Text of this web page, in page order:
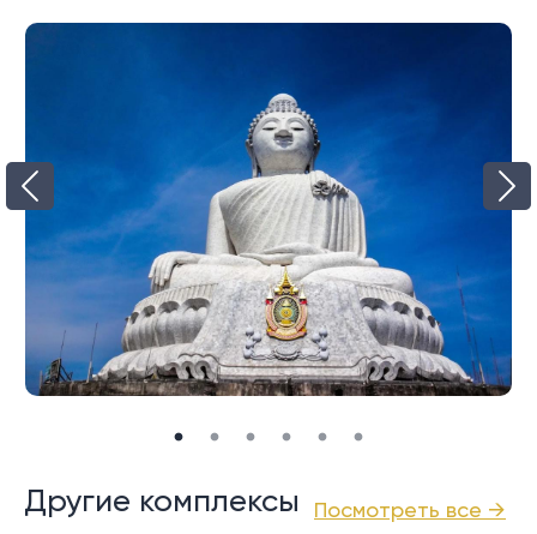
Райваи и Найхарн также являются домом для
большого сообщества экспатов и очень популярным
местом для жизни, с более расслабленной
атмосферой отдыха в этом районе.
Это очень близко к живописному месту номер один
на Пхукете, смотровой площадке мыса Промтхеп.
Он славится потрясающими закатами в обрамлении
великолепных пейзажей и сахарных пальм.
И Най Харн, и Раваи предлагают на продажу
бассейном и кондоминиумы. Доступные для выбора
ценовых категорий, они, как правило, дешевле по
Посмотреть все →
Другие комплексы